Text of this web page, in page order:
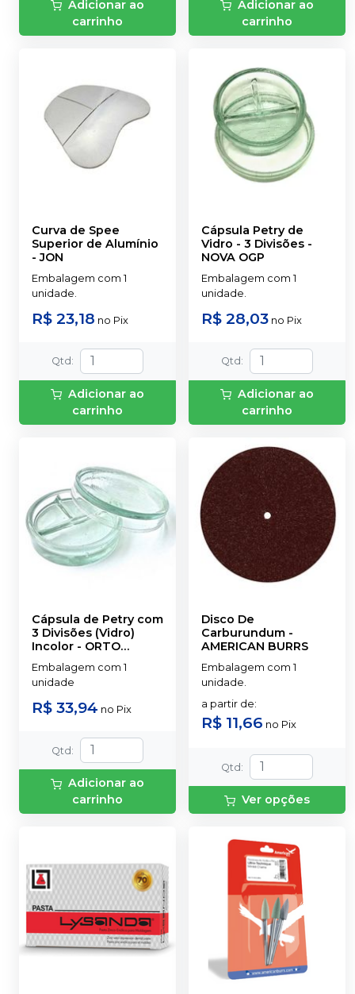
Adicionar ao
carrinho
Adicionar ao
carrinho
Curva de Spee
Superior de Alumínio
-JON
Embalagem com 1
unidade.
R$ 23,18 no Pix
Qtd :
Adicionar ao
carrinho
Cápsula Petry de
Vidro - 3 Divisões -
NOVA OGP
Embalagem com 1
unidade.
R$ 28,03 no Pix
Qtd :
Adicionar ao
carrinho
Cápsula de Petry com
3 Divisões (Vidro)
Incolor - ORTO
CENTRAL
Embalagem com 1
unidade
R$ 33,94 no Pix
Qtd:
Adicionar ao
carrinho
Disco De
Carburundum -
AMERICAN BURRS
Embalagem com 1
unidade.
a partir de:
R$ 11,66 no Pix
Qtd:
Ver opções